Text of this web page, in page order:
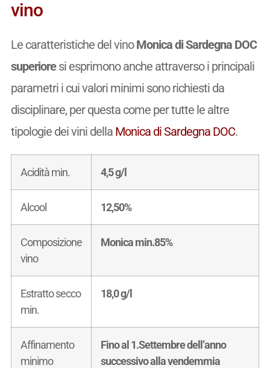
vino
Le caratteristiche del vinoMonica di Sardegna DOC
superioresi esprimono anche attraverso i principali
parametri i cui valori minimi sono richiesti da
disciplinare, per questa come per tutte le altre
tipologie dei vini della Monica di Sardegna DOC.
Acidità min. 4,5 g/l
Alcool 12,50%
Composizione
vino
Monica min.85%
Estratto secco
min.
18,0 g/l
Affinamento
minimo
Fino al 1.Settembre dell’anno
successivo alla vendemmia